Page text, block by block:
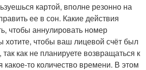
картой, вполне резонно на
ее в сон. Какие действия
чтобы аннулировать номер
хотите, чтобы ваш лицевой счёт был
как не планируете возвращаться к
какое-то количество времени. В этом